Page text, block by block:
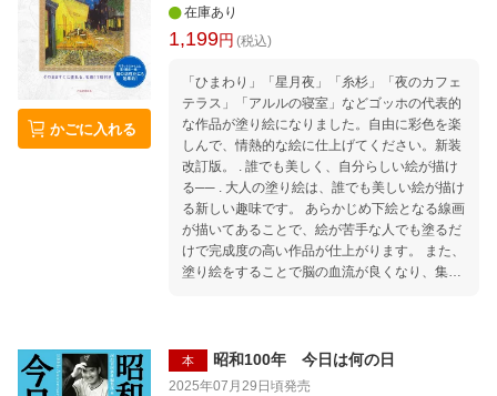
はずです。 今日よりももっと、 明日のあなた
が笑顔でありますように！ ・ （本書「はじめ
between people -人とのつながりー 二章 Mak
e your dreams come true -夢を叶えるー 三章
Be yourself -あなたらしくー ・ Column1 心
が温かくなる 友情の名言 Column2 勇気が
わいてくる 夢の名言 Column3 大事にした
い あなたへの名言 ・ いつでもそばに マイ
メロディの言葉 キュートなお守り！ クロミの
言葉
かごに入れる
在庫あり
1,199円 (税込)
「ひまわり」「星月夜」「糸杉」「夜のカフェ
テラス」「アルルの寝室」などゴッホの代表的
な作品が塗り絵になりました。自由に彩色を楽
しんで、情熱的な絵に仕上げてください。新装
改訂版。 . 誰でも美しく、自分らしい絵が描け
る── . 大人の塗り絵は、誰でも美しい絵が描け
る新しい趣味です。 あらかじめ下絵となる線画
が描いてあることで、絵が苦手な人でも塗るだ
けで完成度の高い作品が仕上がります。 また、
塗り絵をすることで脳の血流が良くなり、集中
るのもよし、大胆なアレンジを加えるのもよ
し。あなたの色に染められます。 . お手本付き
本 昭和100年 今日は何の日
2025年07月29日頃発売